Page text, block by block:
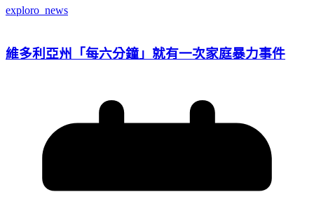
exploro_news
維多利亞州「每六分鐘」就有一次家庭暴力事件